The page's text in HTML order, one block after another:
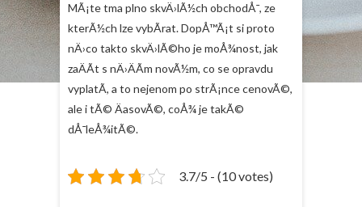
MÃ¡te tma plno skvÄ›lÃ½ch obchodÅ¯, ze
kterÃ½ch lze vybÃ­rat. DopÅ™Ã¡t si proto
nÄ›co takto skvÄ›lÃ©ho je moÅ¾nost, jak
zaÄÃ­t s nÄ›ÄÃ­m novÃ½m, co se opravdu
vyplatÃ­, a to nejenom po strÃ¡nce cenovÃ©,
ale i tÃ© ÄasovÃ©, coÅ¾ je takÃ©
dÅ¯leÅ¾itÃ©.
3.7/5 - (10 votes)